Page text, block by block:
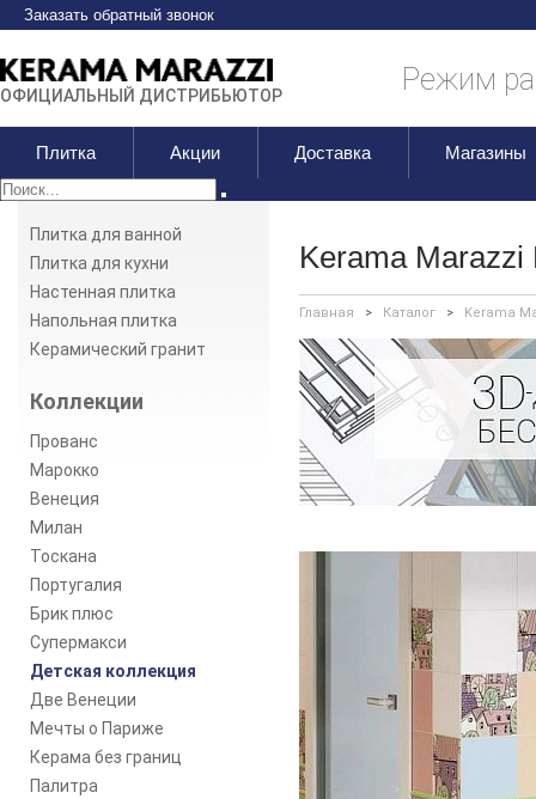
Заказать обратный звонок
ОФИЦИАЛЬНЫЙ ДИСТРИБЬЮТОР Режим
Плитка Акции Доставка Магазины
Плитка для ванной
Плитка для кухни
Настенная плитка
Напольная плитка
Керамический гранит
Коллекции
Прованс
Марокко
Венеция
Милан
Тоскана
Португалия
Брик плюс
Супермакси
Детская коллекция
Две Венеции
Мечты о Париже
Керама без границ
Палитра
Kerama Marazzi
Главная > Каталог > Kerama